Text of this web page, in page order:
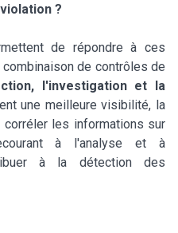
?
de répondre à ces
de contrôles de
l'investigation et la
une meilleure visibilité, la
les informations sur
à l'analyse et à
à la détection des